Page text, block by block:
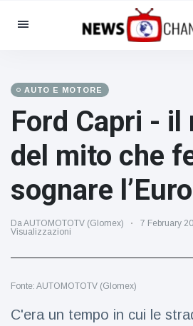
Categorie
Sociale e divertimento
Cinema e TV
(81)
Celebrità
(13938)
Moda e bellezza
(122)
Auto e motore
Cibo e bevande
Giochi
(160)
AUTO E MOTORE
Ford Capri - il
del mito che
sognare
Da AUTOMOTOTV (Glomex) 7 February
Visualizzazioni
Fonte: AUTOMOTOTV (Glomex)
C'era un tempo in cui le